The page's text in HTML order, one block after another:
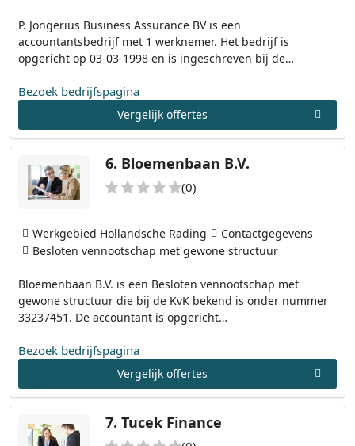
P. Jongerius Business Assurance BV is een
accountantsbedrijf met 1 werknemer. Het bedrijf is
opgericht op 03-03-1998 en is ingeschreven bij de…
Bezoek bedrijfspagina
Vergelijk offertes
6. Bloemenbaan B.V.
(0)
Bloemenbaan B.V. is een Besloten vennootschap met
gewone structuur die bij de KvK bekend is onder nummer
33237451. De accountant is opgericht…
Werkgebied Hollandsche Rading
Contactgegevens
Besloten vennootschap met gewone structuur
Bezoek bedrijfspagina
Vergelijk offertes
7. Tucek Finance